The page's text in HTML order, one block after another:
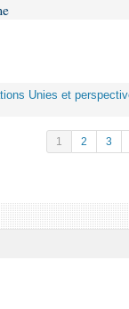
Unies et
1 2 3